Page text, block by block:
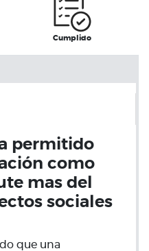
Cumplido
permitido
como
mas del
sociales
que una